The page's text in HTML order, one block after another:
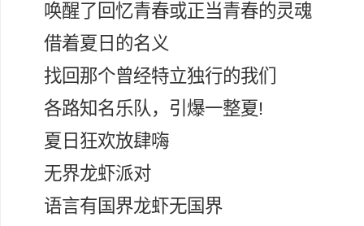
唤醒了回忆青春或正当青春的灵魂
借着夏日的名义
找回那个曾经特立独行的我们
各路知名乐队，引爆一整夏!
夏日狂欢放肆嗨
无界龙虾派对
语言有国界龙虾无国界